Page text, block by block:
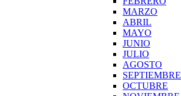
MARZO
ABRIL
MAYO
JUNIO
JULIO
AGOSTO
SEPTIEMBRE
OCTUBRE